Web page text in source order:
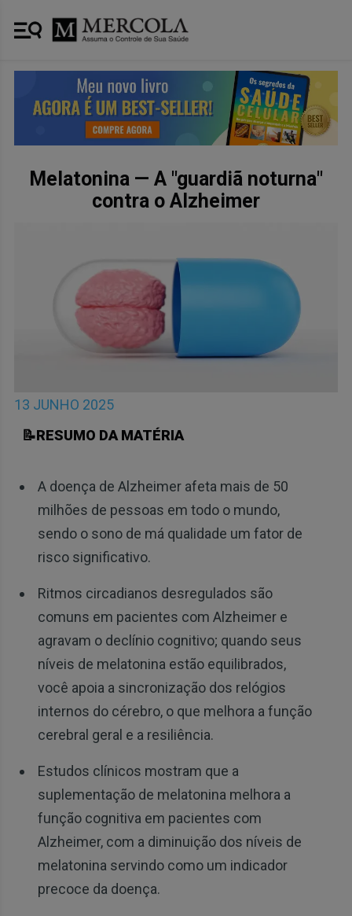
Melatonina — A "guardiã noturna"
contra o Alzheimer
13 JUNHO 2025
📝RESUMO DA MATÉRIA
A doença de Alzheimer afeta mais de 50
milhões de pessoas em todo o mundo,
sendo o sono de má qualidade um fator de
risco significativo.
Ritmos circadianos desregulados são
comuns em pacientes com Alzheimer e
agravam o declínio cognitivo; quando seus
níveis de melatonina estão equilibrados,
você apoia a sincronização dos relógios
internos do cérebro, o que melhora a função
cerebral geral e a resiliência.
Estudos clínicos mostram que a
suplementação de melatonina melhora a
função cognitiva em pacientes com
Alzheimer, com a diminuição dos níveis de
melatonina servindo como um indicador
precoce da doença.